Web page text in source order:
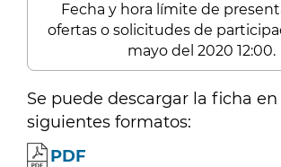
Fecha y hora límite de
ofertas o solicitudes de
mayo del 2020 12:00.
Se puede descargar la ficha en
siguientes formatos:
PDF